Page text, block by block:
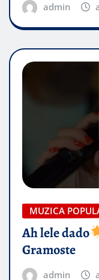
admin
MUZICA
Ah lele dado​
Gramoste
admin